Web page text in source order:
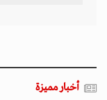
أخبار مميزة